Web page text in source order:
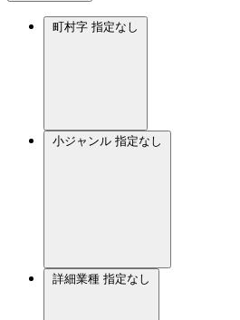
町村字 指定なし
小ジャンル 指定なし
詳細業種 指定なし